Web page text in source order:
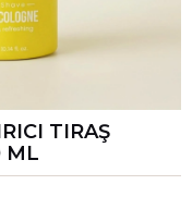
TIRAŞ
ML